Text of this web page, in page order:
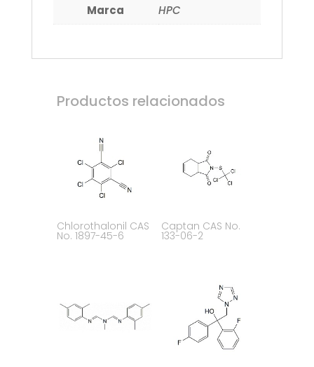
Marca
HPC
Productos relacionados
Chlorothalonil CAS
No. 1897-45-6
Captan CAS No.
133-06-2